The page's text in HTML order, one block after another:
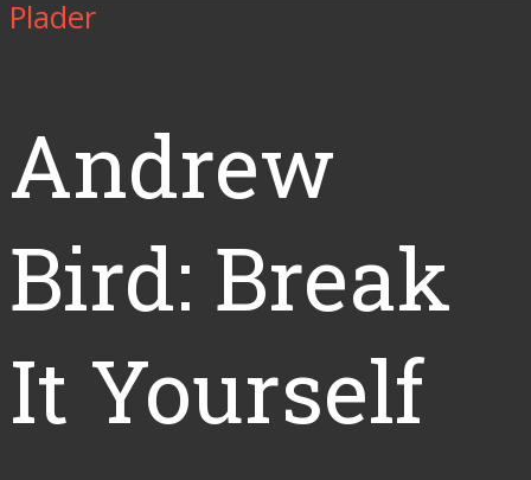
Plader
Andrew
Bird: Break
It Yourself